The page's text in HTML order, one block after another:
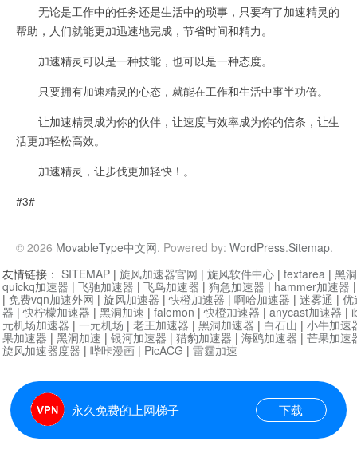
无论是工作中的任务还是生活中的琐事，只要有了加速精灵的
帮助，人们就能更加迅速地完成，节省时间和精力。
加速精灵可以是一种技能，也可以是一种态度。
只要拥有加速精灵的心态，就能在工作和生活中事半功倍。
让加速精灵成为你的伙伴，让速度与效率成为你的信条，让生
活更加轻松高效。
加速精灵，让步伐更加轻快！。
#3#
© 2026 MovableType中文网. Powered by: WordPress.Sitemap.
永久免费的上网梯子 下载
友情链接： SITEMAP | 旋风加速器官网 | 旋风软件中心 | textarea | 黑
quickq加速器 | 飞驰加速器 | 飞鸟加速器 | 狗急加速器 | hammer加速器
| 免费vqn加速外网 | 旋风加速器 |快橙加速器 | 啊哈加速器 | 迷雾通 | 优
器 |快柠檬加速器 | 黑洞加速 | falemon |快橙加速器 | anycast加速器 |
元机场加速器 | 一元机场 | 老王加速器 | 黑洞加速器 | 白石山 | 小牛加速
果加速器 | 黑洞加速 | 银河加速器 | 猎豹加速器 | 海鸥加速器 | 芒果加速
旋风加速器度器 | 哔咔漫画 | PicACG | 雷霆加速